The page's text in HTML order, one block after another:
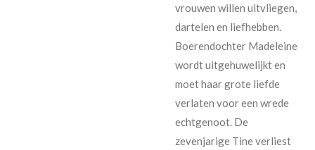
vrouwen willen uitvliegen,
dartelen en liefhebben.
Boerendochter Madeleine
wordt uitgehuwelijkt en
moet haar grote liefde
verlaten voor een wrede
echtgenoot. De
zevenjarige Tine verliest